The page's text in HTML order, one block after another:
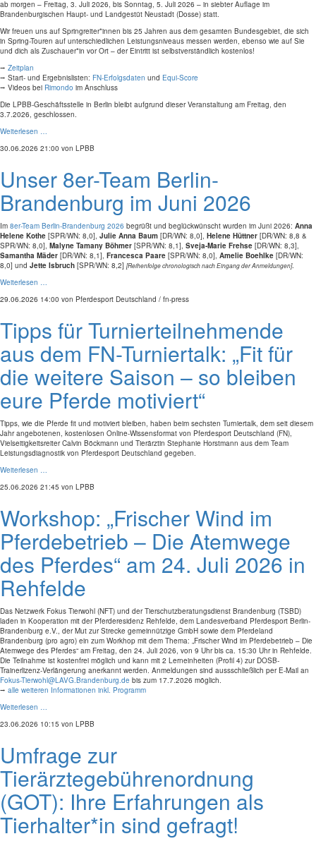
ab morgen – Freitag, 3. Juli 2026, bis Sonntag, 5. Juli 2026 – in siebter Auflage im
Brandenburgischen Haupt- und Landgestüt Neustadt (Dosse) statt.
Wir freuen uns auf Springreiter*innen bis 25 Jahren aus dem gesamten Bundesgebiet, die sich
in Spring-Touren auf unterschiedlichen Leistungsniveaus messen werden, ebenso wie auf Sie
und dich als Zuschauer*in vor Ort – der Eintritt ist selbstverständlich kostenlos!
⭢ Zeitplan
⭢ Start- und Ergebnislisten: FN-Erfolgsdaten und Equi-Score
⭢ Videos bei Rimondo im Anschluss
Die LPBB-Geschäftsstelle in Berlin bleibt aufgrund dieser Veranstaltung am Freitag, den
3.7.2026, geschlossen.
Weiterlesen …
30.06.2026 21:00 von LPBB
Unser 8er-Team Berlin-
Brandenburg im Juni 2026
Im 8er-Team Berlin-Brandenburg 2026 begrüßt und beglückwünscht wurden im Juni 2026: Anna
Helene Kothe [SPR/WN: 8,0], Julie Anna Baum [DR/WN: 8,0], Helene Hüttner [DR/WN: 8,8 &
SPR/WN: 8,0], Malyne Tamany Böhmer [SPR/WN: 8,1], Sveja-Marie Frehse [DR/WN: 8,3],
Samantha Mäder [DR/WN: 8,1], Francesca Paare [SPR/WN: 8,0], Amelie Boehlke [DR/WN:
8,0] und Jette Isbruch [SPR/WN: 8,2] [Reihenfolge chronologisch nach Eingang der Anmeldungen].
Weiterlesen …
29.06.2026 14:00 von Pferdesport Deutschland / fn-press
Tipps für Turnierteilnehmende
aus dem FN-Turniertalk: „Fit für
die weitere Saison – so bleiben
eure Pferde motiviert“
Tipps, wie die Pferde fit und motiviert bleiben, haben beim sechsten Turniertalk, dem seit diesem
Jahr angebotenen, kostenlosen Online-Wissensformat von Pferdesport Deutschland (FN),
Vielseitigkeitsreiter Calvin Böckmann und Tierärztin Stephanie Horstmann aus dem Team
Leistungsdiagnostik von Pferdesport Deutschland gegeben.
Weiterlesen …
25.06.2026 21:45 von LPBB
Workshop: „Frischer Wind im
Pferdebetrieb – Die Atemwege
des Pferdes“ am 24. Juli 2026 in
Rehfelde
Das Netzwerk Fokus Tierwohl (NFT) und der Tierschutzberatungsdienst Brandenburg (TSBD)
laden in Kooperation mit der Pferderesidenz Rehfelde, dem Landesverband Pferdesport Berlin-
Brandenburg e.V., der Mut zur Strecke gemeinnützige GmbH sowie dem Pferdeland
Brandenburg (pro agro) ein zum Workhop mit dem Thema: „Frischer Wind im Pferdebetrieb – Die
Atemwege des Pferdes“ am Freitag, den 24. Juli 2026, von 9 Uhr bis ca. 15:30 Uhr in Rehfelde.
Die Teilnahme ist kostenfrei möglich und kann mit 2 Lerneinheiten (Profil 4) zur DOSB-
Trainerlizenz-Verlängerung anerkannt werden. Anmeldungen sind aussschließlich per E-Mail an
Fokus-Tierwohl@LAVG.Brandenburg.de bis zum 17.7.2026 möglich.
⭢ alle weiteren Informationen inkl. Programm
Weiterlesen …
23.06.2026 10:15 von LPBB
Umfrage zur
Tierärztegebührenordnung
(GOT): Ihre Erfahrungen als
Tierhalter*in sind gefragt!